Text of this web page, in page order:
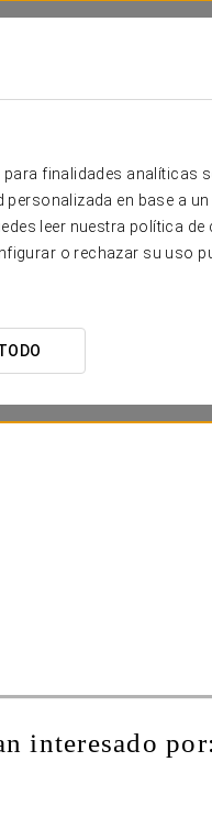
finalidades analíticas
en base a
leer nuestra política
o rechazar su uso
interesado por: